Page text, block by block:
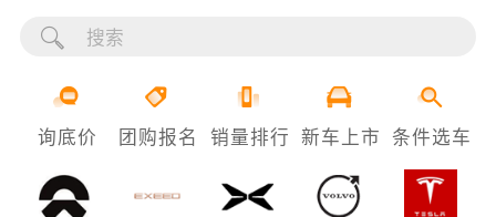
询底价 团购报名 销量排行 新车上市 条件选车